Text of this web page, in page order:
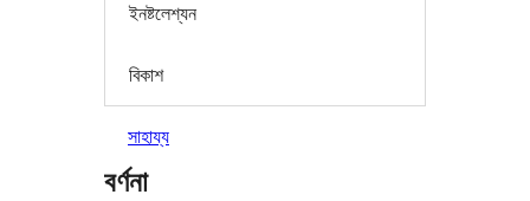
ইনষ্টলেশ্যন
বিকাশ
সাহায্য
বৰ্ণনা